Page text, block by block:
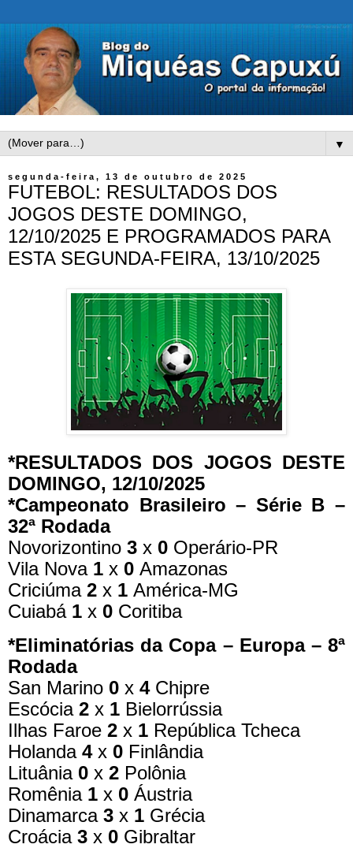
▼
segunda-feira, 13 de outubro de 2025
FUTEBOL: RESULTADOS DOS
JOGOS DESTE DOMINGO,
12/10/2025 E PROGRAMADOS PARA
ESTA SEGUNDA-FEIRA, 13/10/2025
*RESULTADOS DOS JOGOS DESTE
DOMINGO, 12/10/2025
*Campeonato Brasileiro – Série B –
32ª Rodada
Novorizontino 3 x 0 Operário-PR
Vila Nova 1 x 0 Amazonas
Criciúma 2 x 1 América-MG
Cuiabá 1 x 0 Coritiba
*Eliminatórias da Copa – Europa – 8ª
Rodada
San Marino 0 x 4Chipre
Escócia 2 x 1 Bielorrússia
Ilhas Faroe 2 x 1 República Tcheca
Holanda 4x 0 Finlândia
Lituânia 0 x 2 Polônia
Romênia 1 x 0 Áustria
Dinamarca 3 x 1 Grécia
Croácia 3 x 0 Gibraltar